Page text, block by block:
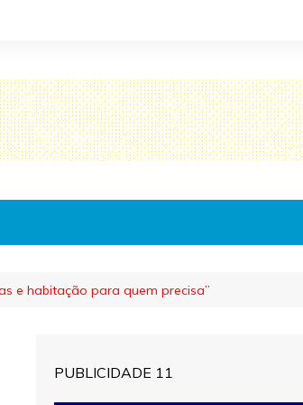
e habitação para quem precisa”
PUBLICIDADE 11